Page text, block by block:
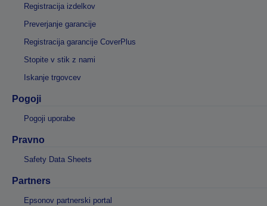
Registracija izdelkov
Preverjanje garancije
Registracija garancije CoverPlus
Stopite v stik z nami
Iskanje trgovcev
Pogoji
Pogoji uporabe
Pravno
Safety Data Sheets
Partners
Epsonov partnerski portal